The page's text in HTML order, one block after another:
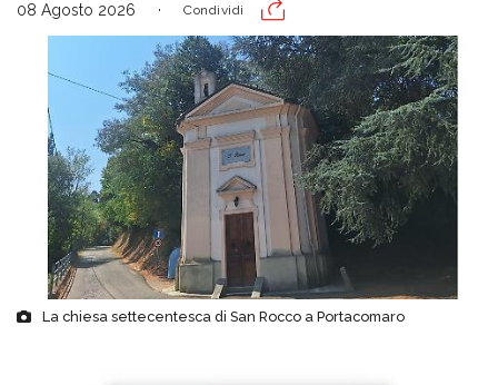
08 Agosto 2026 Condividi
La chiesa settecentesca di San Rocco a Portacomaro